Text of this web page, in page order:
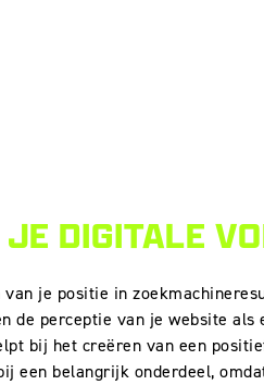
DIGITALE
je positie in
perceptie van je website
bij het creëren van een
belangrijk onderdeel,